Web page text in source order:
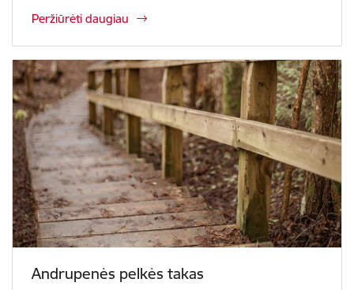
Peržiūrėti daugiau
Andrupenės pelkės takas